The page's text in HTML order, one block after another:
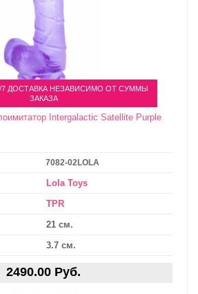
7 ДОСТАВКА НЕЗАВИСИМО ОТ СУММЫ
ЗАКАЗА
Intergalactic Satellite Purple
7082-02LOLA
Lola Toys
TPR
21 см.
3.7 см.
2490.00 Руб.